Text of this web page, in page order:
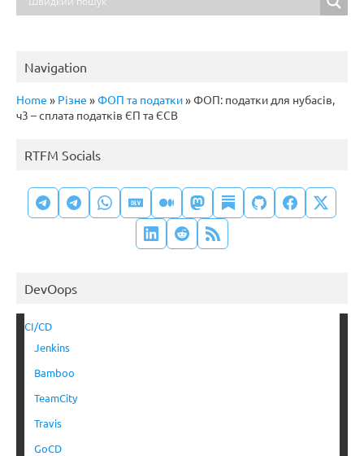
Navigation
Home » Різне »ФОП та податки»ФОП: податки для нубасів,
ч3 – сплата податків ЄП та ЄСВ
RTFM Socials
DevOops
CI/CD
Jenkins
Bamboo
TeamCity
Travis
GoCD